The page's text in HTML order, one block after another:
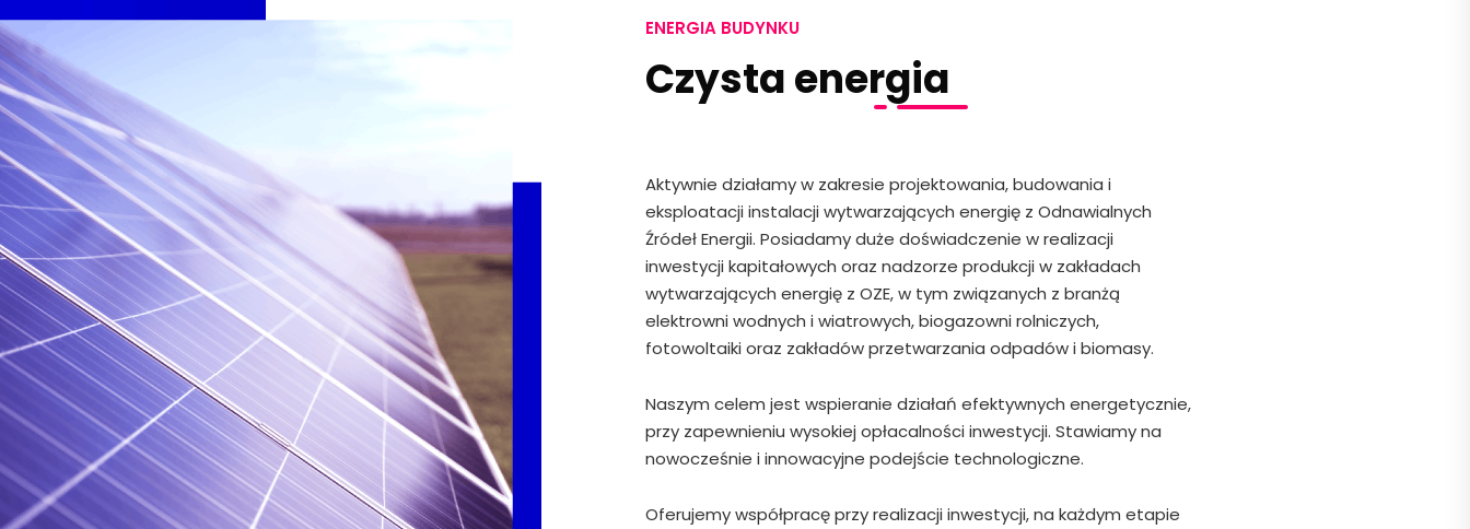
ENERGIA BUDYNKU
Czysta energia
Aktywnie działamy w zakresie projektowania, budowania i
eksploatacji instalacji wytwarzających energię z Odnawialnych
Źródeł Energii. Posiadamy duże doświadczenie w realizacji
inwestycji kapitałowych oraz nadzorze produkcji w zakładach
wytwarzających energię z OZE, w tym związanych z branżą
elektrowni wodnych i wiatrowych, biogazowni rolniczych,
fotowoltaiki oraz zakładów przetwarzania odpadów i biomasy.
Naszym celem jest wspieranie działań efektywnych energetycznie,
przy zapewnieniu wysokiej opłacalności inwestycji. Stawiamy na
nowocześnie i innowacyjne podejście technologiczne.
Oferujemy współpracę przy realizacji inwestycji, na każdym etapie